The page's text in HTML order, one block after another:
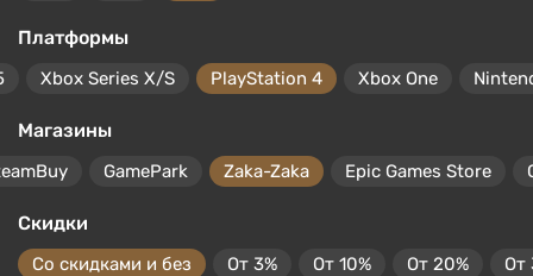
Платформы
Xbox Series X/S PlayStation 4 Xbox One
Магазины
GamePark Zaka-Zaka Epic Games Store
Скидки
Со скидками и без От 3% От 10% От 20% От